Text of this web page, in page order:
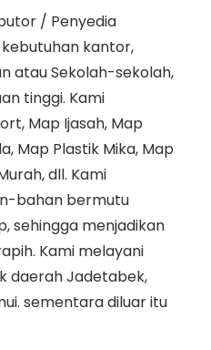
/ Penyedia
kantor,
atau Sekolah-sekolah,
tinggi. Kami
Map Ijasah, Map
Map Plastik Mika, Map
dll. Kami
bahan bermutu
sehingga menjadikan
Kami melayani
daerah Jadetabek,
sementara diluar itu